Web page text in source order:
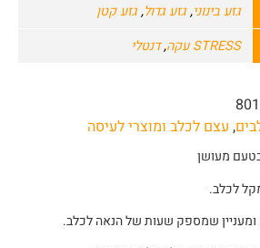
גזע בינוני,גזע גדול,גזע קטן
STRESS עקה ,דנטלי
, עצם לכלב ומוצרי לעיסה
מעושן
לכלב.
שמספק שעות של הנאה לכלב.